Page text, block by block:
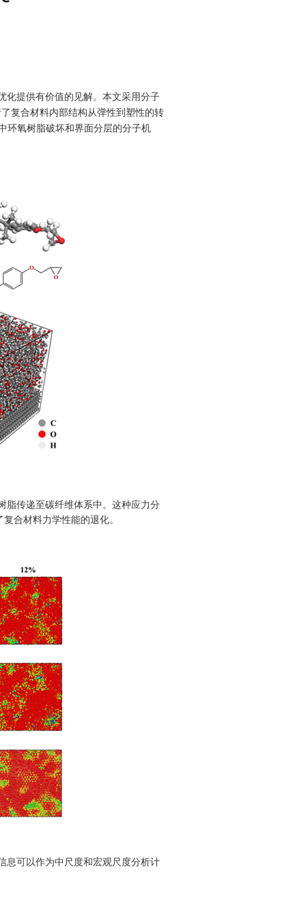
化提供有价值的见解。本文采用分子
复合材料内部结构从弹性到塑性的转
环氧树脂破坏和界面分层的分子机
脂传递至碳纤维体系中。这种应力分
合材料力学性能的退化。
息可以作为中尺度和宏观尺度分析计